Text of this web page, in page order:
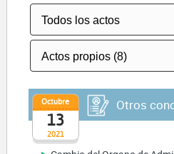
2021
Octubre
13
Otros